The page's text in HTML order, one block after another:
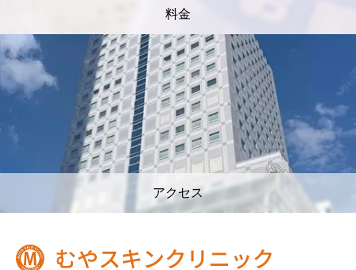
料金
アクセス